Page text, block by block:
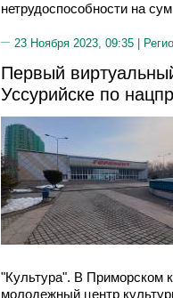
нетрудоспособности на
23 Ноября 2023, 09:35 |
Первый
Уссурийске по
"Культура". В Приморском
молодежный центр